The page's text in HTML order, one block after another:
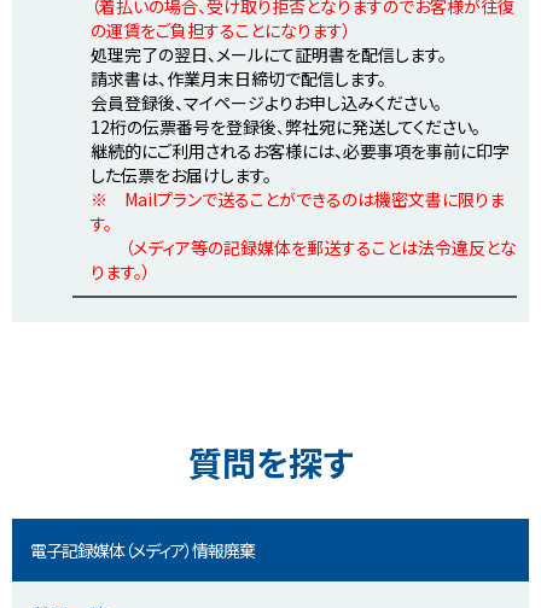
（着払いの場合、受け取り拒否となりますのでお客様が往復
の運賃をご負担することになります）
処理完了の翌日、メールにて証明書を配信します。
請求書は、作業月末日締切で配信します。
会員登録後、マイページよりお申し込みください。
12桁の伝票番号を登録後、弊社宛に発送してください。
継続的にご利用されるお客様には、必要事項を事前に印字
した伝票をお届けします。
※ Mailプランで送ることができるのは機密文書に限りま
す。
（メディア等の記録媒体を郵送することは法令違反とな
ります。）
質問を探す
電子記録媒体（メディア）情報廃棄